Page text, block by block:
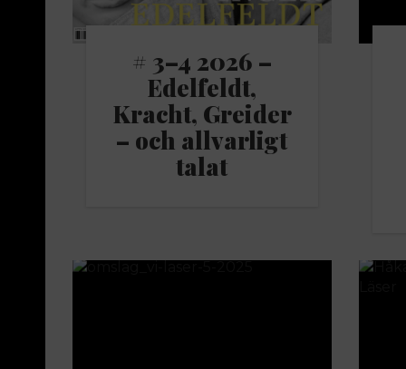
# 3–4 2026 –
Edelfeldt,
Kracht, Greider
– och allvarligt
talat